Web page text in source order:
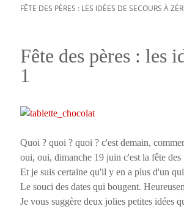
FÊTE DES PÈRES : LES IDÉES DE SECOURS À
Fête des pères : les
1
Quoi ? quoi ? quoi ? c'est demain,
oui, oui, dimanche 19 juin c'est la fête des
Et je suis certaine qu'il y en a plus d'un
Le souci des dates qui bougent.
Je vous suggère deux jolies petites idées